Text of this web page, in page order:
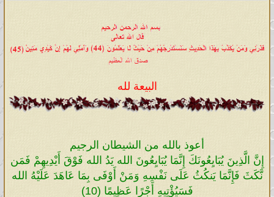
البيعة لله
أعوذ بالله من الشيطان الرجيم
إِنَّ الَّذِينَ يُبَايِعُونَكَ إِنَّمَا يُبَايِعُونَ الله يَدُ الله فَوْقَ أَيْدِيهِمْ فَمَن
نَّكَثَ فَإِنَّمَا يَنكُثُ عَلَى نَفْسِهِ وَمَنْ أَوْفَى بِمَا عَاهَدَ عَلَيْهُ الله
فَسَيُؤْتِيهِ أَجْرًا عَظِيمًا (10)